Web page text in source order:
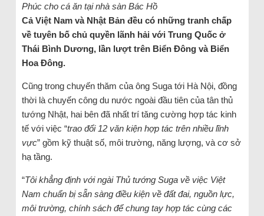
Phúc cho cá ăn tại nhà sàn Bác Hồ
Cả Việt Nam và Nhật Bản đều có những tranh chấp
về tuyên bố chủ quyền lãnh hải với Trung Quốc ở
Thái Bình Dương, lần lượt trên Biển Đông và Biển
Hoa Đông.
Cũng trong chuyến thăm của ông Suga tới Hà Nội, đồng
thời là chuyến công du nước ngoài đầu tiên của tân thủ
tướng Nhật, hai bên đã nhất trí tăng cường hợp tác kinh
tế với việc “trao đổi 12 văn kiện hợp tác trên nhiều lĩnh
vực” gồm kỹ thuật số, môi trường, năng lượng, và cơ sở
hạ tầng.
“Tôi khẳng định với ngài Thủ tướng Suga về việc Việt
Nam chuẩn bị sẵn sàng điều kiện về đất đai, nguồn lực,
môi trường, chính sách để chung tay hợp tác cùng các